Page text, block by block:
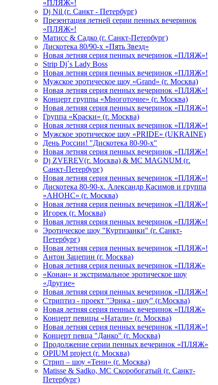
«ПЛЯЖ»!
Dj Nil (г. Санкт - Петербург)
Презентация летней серии пенных вечеринок
«ПЛЯЖ»!
Матисс & Садко (г. Санкт-Петербург)
Дискотека 80/90-х «Пять Звезд»
Новая летняя серия пенных вечеринок «ПЛЯЖ»!
Strip Dj`s Lady Boss
Новая летняя серия пенных вечеринок «ПЛЯЖ»!
Мужское эротическое шоу «Grand» (г. Москва)
Новая летняя серия пенных вечеринок «ПЛЯЖ»!
Концерт группы «Многоточие» (г. Москва)
Новая летняя серия пенных вечеринок «ПЛЯЖ»!
Группа «Краски» (г. Москва)
Новая летняя серия пенных вечеринок «ПЛЯЖ»!
Мужское эротическое шоу «PRIDE» (UKRAINE)
День России! "Дискотека 80-90-х"
Новая летняя серия пенных вечеринок «ПЛЯЖ»!
Dj ZVEREV(г. Москва) & MC MAGNUM (г.
Санкт-Петербург)
Новая летняя серия пенных вечеринок «ПЛЯЖ»!
Дискотека 80-90-х. Александр Касимов и группа
«АНОНС» (г. Москва)
Новая летняя серия пенных вечеринок «ПЛЯЖ»!
Игорек (г. Москва)
Новая летняя серия пенных вечеринок «ПЛЯЖ»!
Эротическое шоу "Куртизанки" (г. Санкт-
Петербург)
Новая летняя серия пенных вечеринок «ПЛЯЖ»!
Антон Зацепин (г. Москва)
Новая летняя серия пенных вечеринок «ПЛЯЖ»
«Конан» и экстримальное эротическое шоу
«Другие»
Новая летняя серия пенных вечеринок «ПЛЯЖ»!
Стриптиз - проект "Эрика - шоу" (г.Москва)
Новая летняя серия пенных вечеринок «ПЛЯЖ»
Концерт певицы «Натали» (г. Москва)
Новая летняя серия пенных вечеринок «ПЛЯЖ»!
Концерт певца "Данко" (г. Москва)
Продолжение серии пенных вечеринок «ПЛЯЖ»
OPIUM project (г. Москва)
Стрип – шоу «Тени» (г. Москва)
Matissе & Sadko, MC Скоробогатый (г. Санкт-
Петербург)